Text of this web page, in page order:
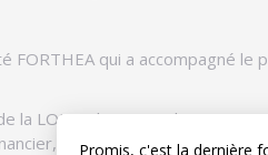
FORTHEA qui a accompagné
la LOI et du protocole,